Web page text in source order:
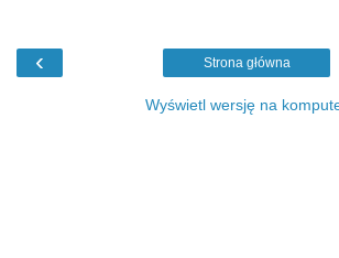
‹ Strona główna
Wyświetl wersję na